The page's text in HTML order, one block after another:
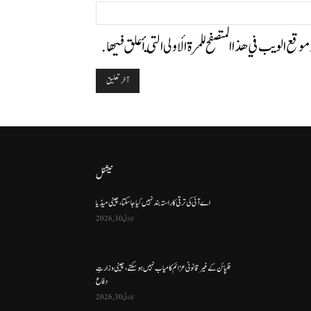
الموقع:
الويب في هذا المتصفح للمرة الأولى التي أعلق فيها.
نیشنل
اے آئی کی ترقی کا راستہ بند نہیں کیا جا سکتا، چینی میڈیا
جولائی 30, 2026
فلپائن کے غیر قانونی عزائم کامیاب نہیں ہو سکتے ، چینی وزارتِ
دفاع
جولائی 30, 2026